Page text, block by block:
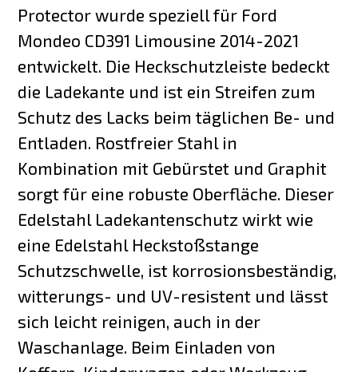
Protector wurde speziell für Ford
Mondeo CD391 Limousine 2014-2021
entwickelt. Die Heckschutzleiste bedeckt
die Ladekante und ist ein Streifen zum
Schutz des Lacks beim täglichen Be- und
Entladen. Rostfreier Stahl in
Kombination mit Gebürstet und Graphit
sorgt für eine robuste Oberfläche. Dieser
Edelstahl Ladekantenschutz wirkt wie
eine Edelstahl Heckstoßstange
Schutzschwelle, ist korrosionsbeständig,
witterungs- und UV-resistent und lässt
sich leicht reinigen, auch in der
Waschanlage. Beim Einladen von